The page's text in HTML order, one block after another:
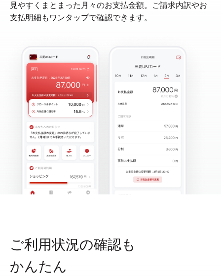
見やすくまとまった月々のお支払金額。ご請求内訳やお
支払明細もワンタップで確認できます。
ご利用状況の確認も
かんたん